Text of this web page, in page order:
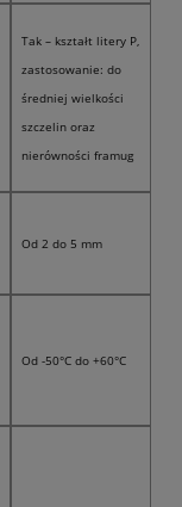
Tak – kształt litery P,
zastosowanie: do
średniej wielkości
szczelin oraz
nierówności framug
Od 2 do 5 mm
Od -50°C do +60°C